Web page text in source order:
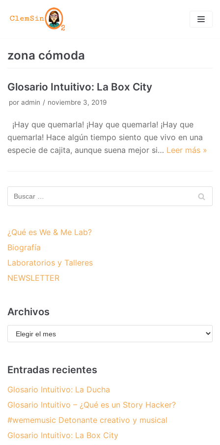
zona cómoda
Glosario Intuitivo: La Box City
por admin noviembre 3, 2019
¡Hay que quemarla! ¡Hay que quemarla! ¡Hay que
quemarla! Hace algún tiempo siento que vivo en una
especie de cajita, aunque suena mejor si… Leer más »
¿Qué es We & Me Lab?
Biografía
Laboratorios y Talleres
NEWSLETTER
Archivos
Entradas recientes
Glosario Intuitivo: La Ducha
Glosario Intuitivo – ¿Qué es un Story Hacker?
#wememusic Detonante creativo y musical
Glosario Intuitivo: La Box City